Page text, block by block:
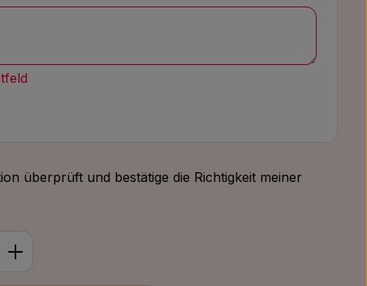
überprüft und bestätige die Richtigkeit meiner
den gewünschten Wert ein oder